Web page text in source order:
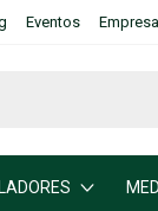
Eventos Empresa